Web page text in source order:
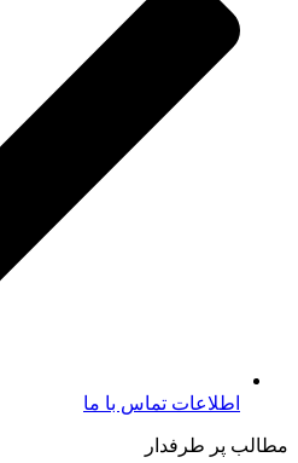
اطلاعات تماس با ما​
مطالب پر طرفدار